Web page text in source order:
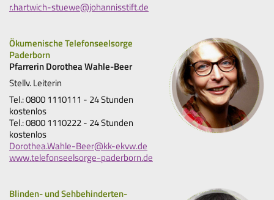
r.hartwich-stuewe@johannisstift.de
Ökumenische Telefonseelsorge
Paderborn
Pfarrerin Dorothea Wahle-Beer
Stellv. Leiterin
Tel.: 0800 1110111 - 24 Stunden
kostenlos
Tel.: 0800 1110222 - 24 Stunden
kostenlos
Dorothea.Wahle-Beer@kk-ekvw.de
www.telefonseelsorge-paderborn.de
Blinden- und Sehbehinderten-